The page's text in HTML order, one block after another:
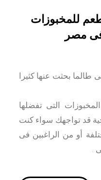
للمخبوزات
مصر
طالما بحثت عنها كثيرا
التى تفضلها
قد تواجهك سواء كنت
أو من الراغبين فى
.